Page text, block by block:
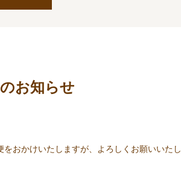
お知らせ
おかけいたしますが、よろしくお願いいたし